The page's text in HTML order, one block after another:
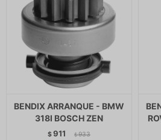
BENDIX ARRANQUE - BMW
318I BOSCH ZEN
$911 $ 933